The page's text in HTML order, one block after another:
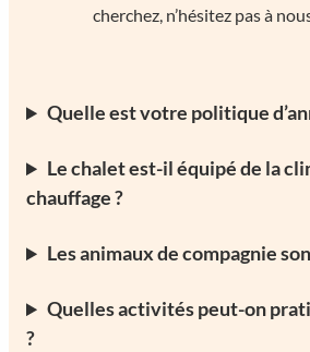
cherchez, n’hésitez pas à
Quelle est votre politique
Le chalet est-il équipé de la
chauffage ?
Les animaux de compagnie
Quelles activités peut-on
?